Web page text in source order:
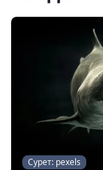
Сурет: pexels